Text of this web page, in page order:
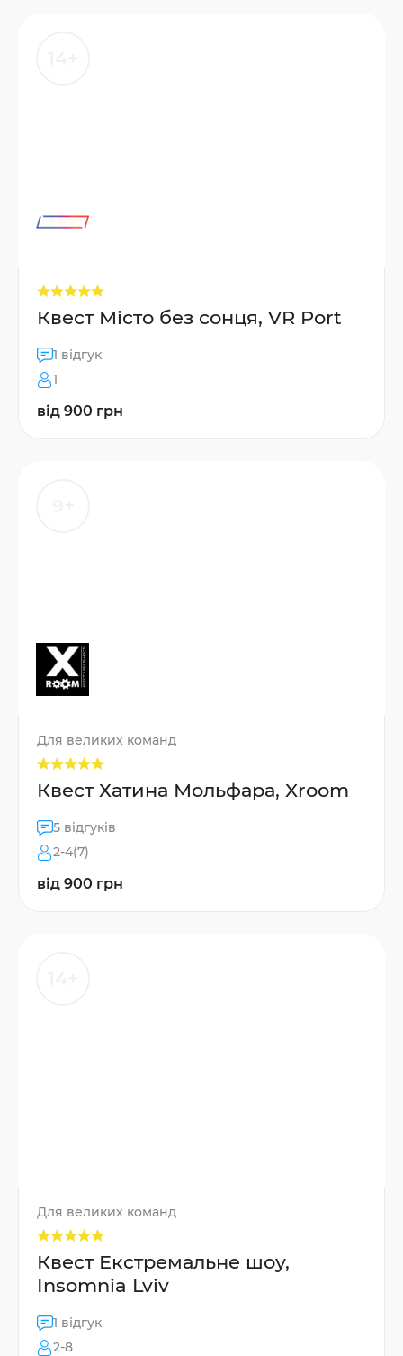
Квест Місто без сонця, VR Port
1 відгук
1
від 900 грн
Для великих команд
Квест Хатина Мольфара, Xroom
5 відгуків
2-4(7)
від 900 грн
Для великих команд
Квест Екстремальне шоу,
Insomnia Lviv
1 відгук
2-8